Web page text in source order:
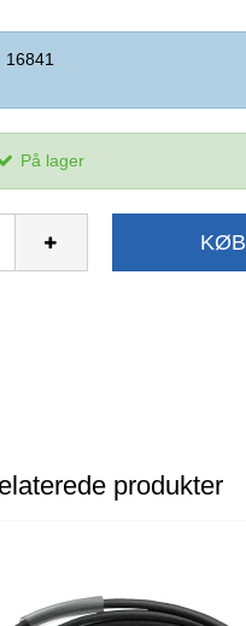
16841
På lager
KØB
produkter